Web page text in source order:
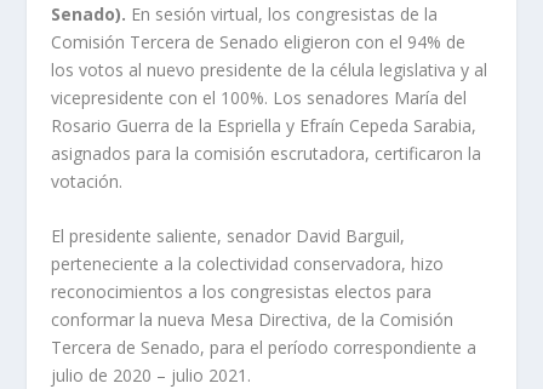
Senado). En sesión virtual, los congresistas de la
Comisión Tercera de Senado eligieron con el 94% de
los votos al nuevo presidente de la célula legislativa y al
vicepresidente con el 100%. Los senadores María del
Rosario Guerra de la Espriella y Efraín Cepeda Sarabia,
asignados para la comisión escrutadora, certificaron la
votación.
El presidente saliente, senador David Barguil,
perteneciente a la colectividad conservadora, hizo
reconocimientos a los congresistas electos para
conformar la nueva Mesa Directiva, de la Comisión
Tercera de Senado, para el período correspondiente a
julio de 2020 – julio 2021.